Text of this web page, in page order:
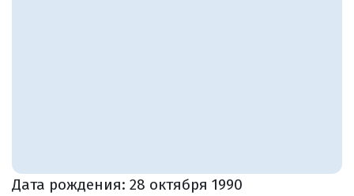
Дата рождения: 28 октября 1990